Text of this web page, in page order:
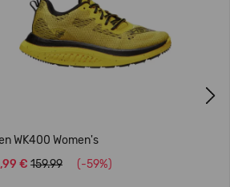
WK400 Women's
€ 159.99 (-59%)